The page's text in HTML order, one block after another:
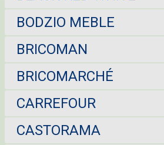
BODZIO MEBLE
BRICOMAN
BRICOMARCHÉ
CARREFOUR
CASTORAMA